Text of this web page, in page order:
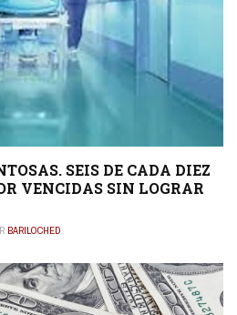
SEIS DE CADA DIEZ
VENCIDAS SIN LOGRAR
BARILOCHED